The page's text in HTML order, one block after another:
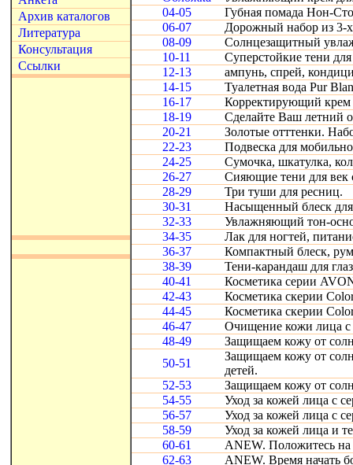
Архив каталогов
Литература
Консультация
Ссылки
04-05
Губная помада Нон-
06-07
Дорожный набор из 3-
08-09
Солнцезащитный
10-11
Суперстойкие тени
12-13
ампунь, спрей,
14-15
Туалетная вода Pur
16-17
Корректирующий крем
18-19
Сделайте Ваш летний
20-21
Золотые отттенки.
22-23
Подвеска для
24-25
Сумочка, шкатулка,
26-27
Сияющие тени для век
28-29
Три туши для ресниц.
30-31
Насыщенный блеск для
32-33
Увлажняющий тон-
34-35
Лак для ногтей,
36-37
Компактный блеск,
38-39
Тени-карандаш для
40-41
Косметика серии
42-43
Косметика скерии
44-45
Косметика скерии
46-47
Очищение кожи лица с
48-49
Защищаем кожу от
50-51
Защищаем кожу от
детей.
52-53
Защищаем кожу от
54-55
Уход за кожей лица с
56-57
Уход за кожей лица с
58-59
Уход за кожей лица и
60-61
ANEW. Положитесь
62-63
ANEW. Время начать